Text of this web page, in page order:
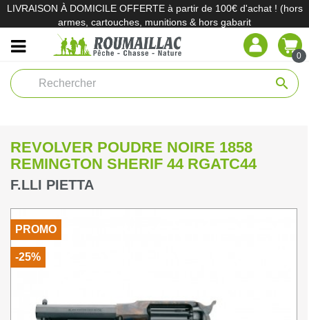
LIVRAISON À DOMICILE OFFERTE à partir de 100€ d'achat ! (hors
armes, cartouches, munitions & hors gabarit
0
search
REVOLVER POUDRE NOIRE 1858
REMINGTON SHERIF 44 RGATC44
F.LLI PIETTA
PROMO
-25%